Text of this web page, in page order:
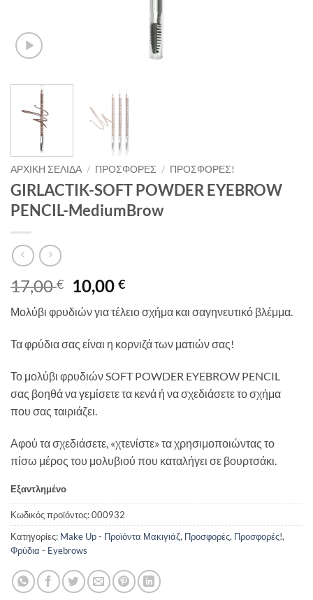
ΑΡΧΙΚΉ ΣΕΛΊΔΑ / ΠΡΟΣΦΟΡΈΣ / ΠΡΟΣΦΟΡΈΣ!
GIRLACTIK-SOFT POWDER EYEBROW
PENCIL-MediumBrow
17,00€
Original
price
was:
17,00 €.
10,00€Η
τρέχουσα
τιμή
είναι:
10,00 €.
Μολύβι φρυδιών για τέλειο σχήμα και σαγηνευτικό βλέμμα.
Τα φρύδια σας είναι η κορνιζά των ματιών σας!
Το μολύβι φρυδιών SOFT POWDER EYEBROW PENCIL
σας βοηθά να γεμίσετε τα κενά ή να σχεδιάσετε το σχήμα
που σας ταιριάζει.
Αφού τα σχεδιάσετε, «χτενίστε» τα χρησιμοποιώντας το
πίσω μέρος του μολυβιού που καταλήγει σε βουρτσάκι.
Εξαντλημένο
Κωδικός προϊόντος:000932
Κατηγορίες: Make Up - Προϊόντα Μακιγιάζ, Προσφορές, Προσφορές!,
Φρύδια - Eyebrows